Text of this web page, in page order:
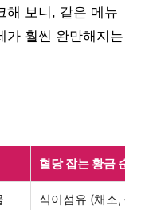
해 보니, 같은 메뉴
가 훨씬 완만해지는
혈당 잡는 황금 순서
식이섬유 (채소, 샐